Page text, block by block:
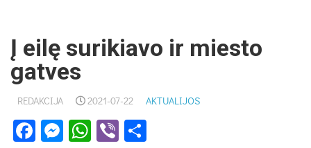
Į eilę surikiavo ir miesto
gatves
REDAKCIJA 2021-07-22 AKTUALIJOS
Facebook
Messenger
WhatsApp
Viber